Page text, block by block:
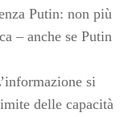
Putin: non più
– anche se Putin
si
delle capacità